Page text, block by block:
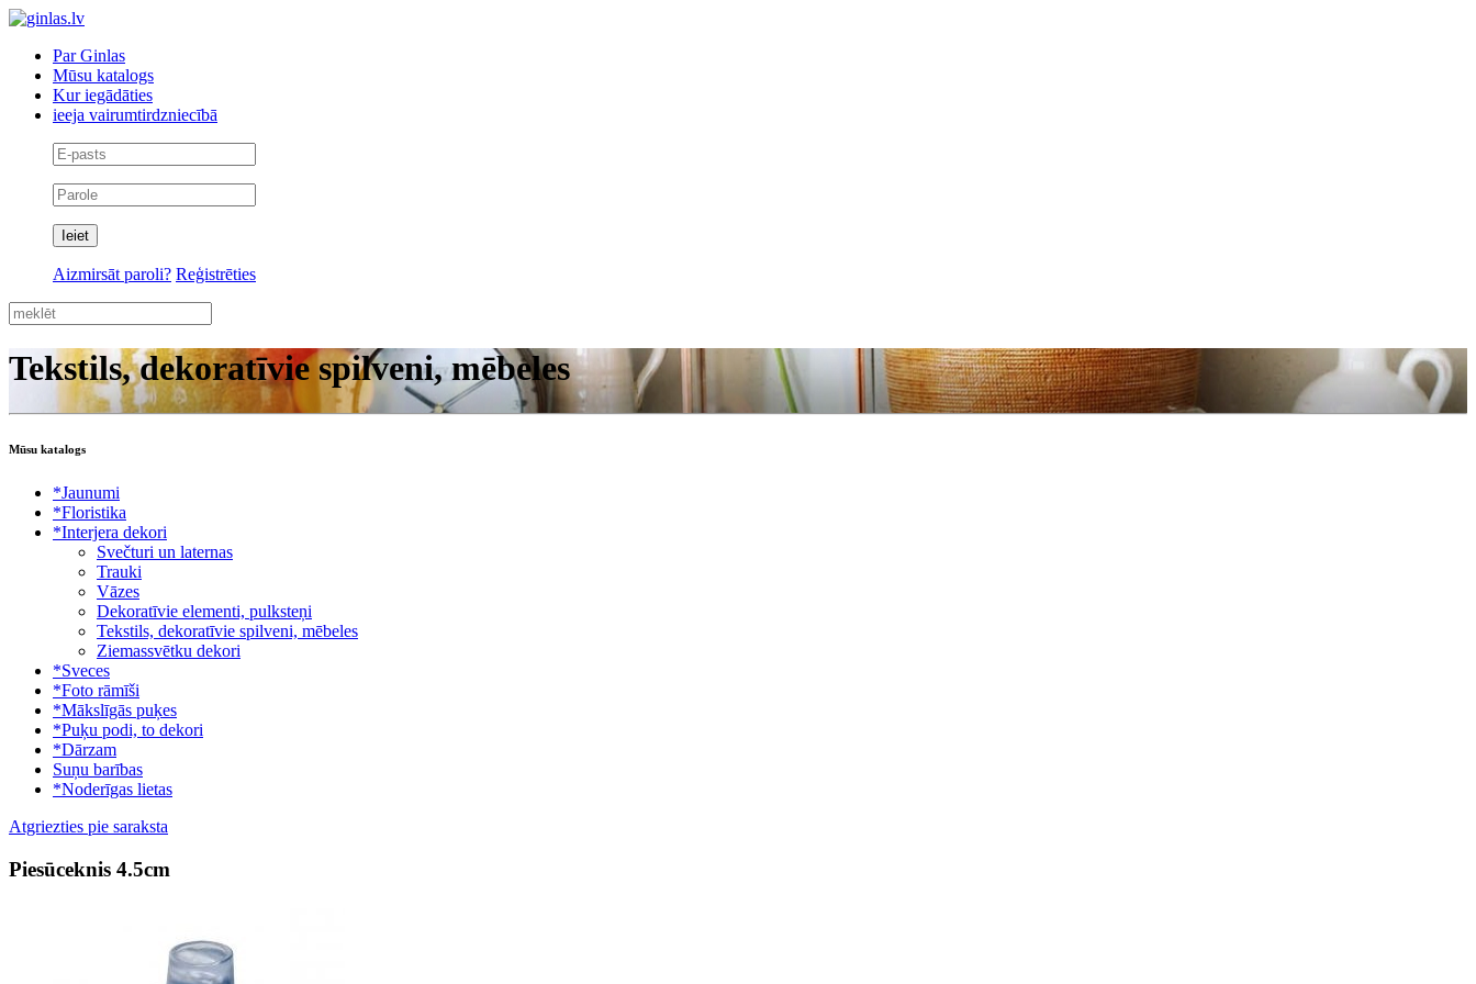
Par Ginlas
Mūsu katalogs
Kur iegādāties
ieeja vairumtirdzniecībā
Aizmirsāt paroli? Reģistrēties
Tekstils, dekoratīvie spilveni, mēbeles
Mūsu katalogs
*Jaunumi
*Floristika
*Interjera dekori
Svečturi un laternas
Trauki
Vāzes
Dekoratīvie elementi, pulksteņi
Tekstils, dekoratīvie spilveni, mēbeles
Ziemassvētku dekori
*Sveces
*Foto rāmīši
*Mākslīgās puķes
*Puķu podi, to dekori
*Dārzam
Suņu barības
*Noderīgas lietas
Atgriezties pie saraksta
Piesūceknis 4.5cm